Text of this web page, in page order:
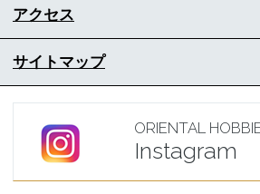
アクセス
サイトマップ
ORIENTAL
Instagram